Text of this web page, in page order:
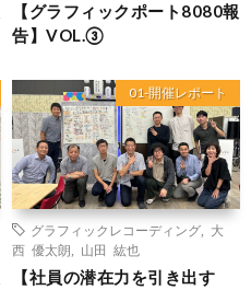
【グラフィックポート8080報
告】VOL.③
01-開催レポート
グラフィックレコーディング
大
西 優太朗
山田 紘也
【社員の潜在力を引き出す